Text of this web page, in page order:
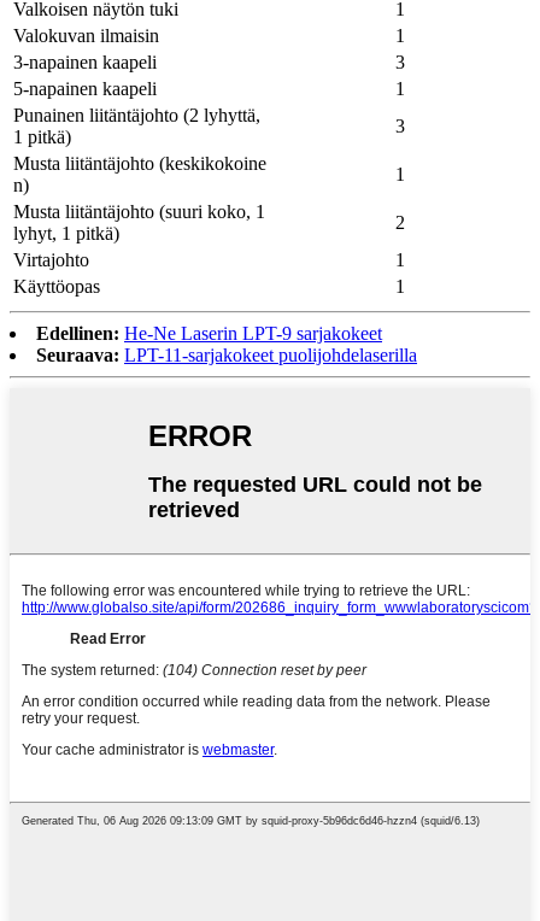
Valkoisen näytön tuki
1
Valokuvan ilmaisin
1
3-napainen kaapeli
3
5-napainen kaapeli
1
Punainen liitäntäjohto (2 lyhyttä,
1 pitkä)
3
Musta liitäntäjohto (keskikokoine
n)
1
Musta liitäntäjohto (suuri koko, 1
lyhyt, 1 pitkä)
2
Virtajohto
1
Käyttöopas
1
Edellinen: He-Ne Laserin LPT-9 sarjakokeet
Seuraava: LPT-11-sarjakokeet puolijohdelaserilla